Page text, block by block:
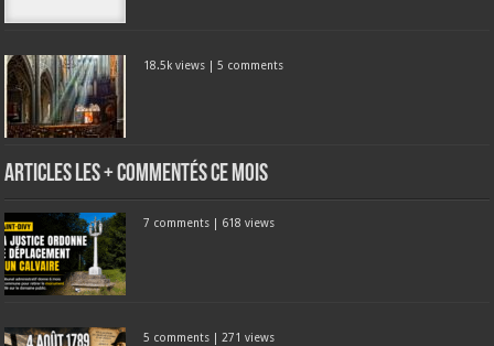
18.5k views |5 comments
Articles les + commentés ce mois
7 comments 618 views
5 comments 271 views